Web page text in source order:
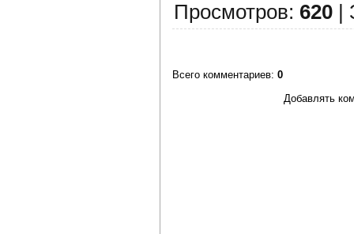
Просмотров: 620 |
Всего комментариев: 0
Добавлять